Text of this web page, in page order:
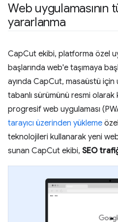
Web uygulamasının
yararlanma
CapCut ekibi, platforma özel
başlarında web'e taşımaya
ayında CapCut, masaüstü için
tabanlı sürümünü resmi olarak
progresif web uygulaması
tarayıcı üzerinden yükleme
teknolojileri kullanarak yeni web
sunan CapCut ekibi, SEO